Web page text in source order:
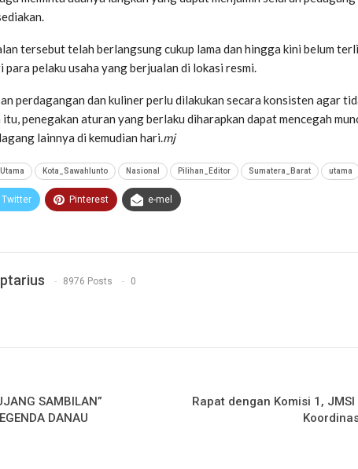
tersebut telah berlangsung cukup lama dan hingga kini belum
pelaku usaha yang berjualan di lokasi resmi.
perdagangan dan kuliner perlu dilakukan secara konsisten agar
penegakan aturan yang berlaku diharapkan dapat mencegah
lainnya di kemudian hari.mj
Kota_Sawahlunto Nasional Pilihan_Editor Sumatera_Barat utama
Twitter Pinterest e-mel
8976 Posts 0
SAMBILAN”
DANAU
Rapat dengan Komisi 1,